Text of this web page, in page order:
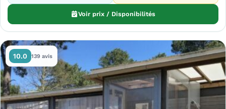
Voir prix / Disponibilités
10.0 139 avis